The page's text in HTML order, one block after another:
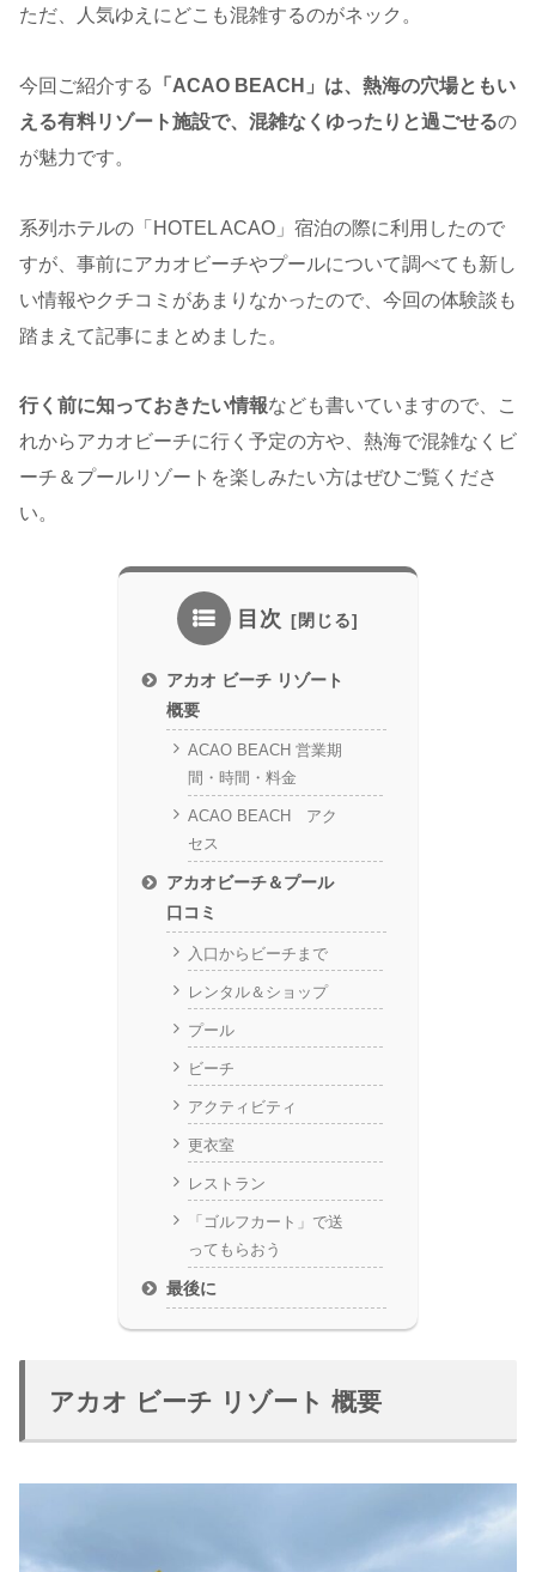
ただ、人気ゆえにどこも混雑するのがネック。
今回ご紹介する
「ACAO BEACH」は、熱海の穴場ともい
える有料リゾート施設で、混雑なくゆったりと過ごせるの
が魅力です。
系列ホテルの「HOTEL ACAO」宿泊の際に利用したので
すが、事前にアカオビーチやプールについて調べても新し
い情報やクチコミがあまりなかったので、今回の体験談も
踏まえて記事にまとめました。
行く前に知っておきたい情報なども書いていますので、こ
れからアカオビーチに行く予定の方や、熱海で混雑なくビ
ーチ＆プールリゾートを楽しみたい方はぜひご覧くださ
い。
目次
アカオ ビーチ リゾート
概要
ACAO BEACH 営業期
間・時間・料金
ACAO BEACH アク
セス
アカオビーチ＆プール
口コミ
入口からビーチまで
レンタル＆ショップ
プール
ビーチ
アクティビティ
更衣室
レストラン
「ゴルフカート」で送
ってもらおう
最後に
アカオ ビーチ リゾート 概要